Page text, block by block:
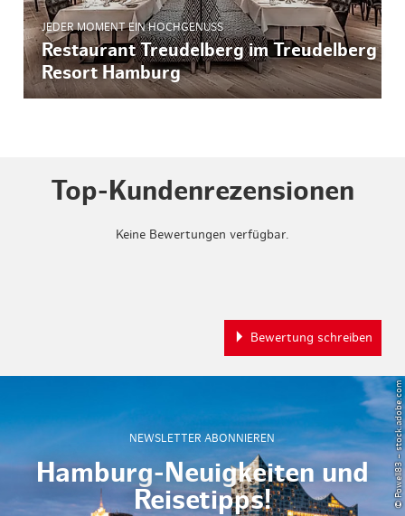
JEDER MOMENT EIN HOCHGENUSS
Restaurant Treudelberg im Treudelberg
Resort Hamburg
Top-Kundenrezensionen
Keine Bewertungen verfügbar.
Bewertung schreiben
NEWSLETTER ABONNIEREN
Hamburg-Neuigkeiten und
Reisetipps!
© Powell83 – stock.adobe.com